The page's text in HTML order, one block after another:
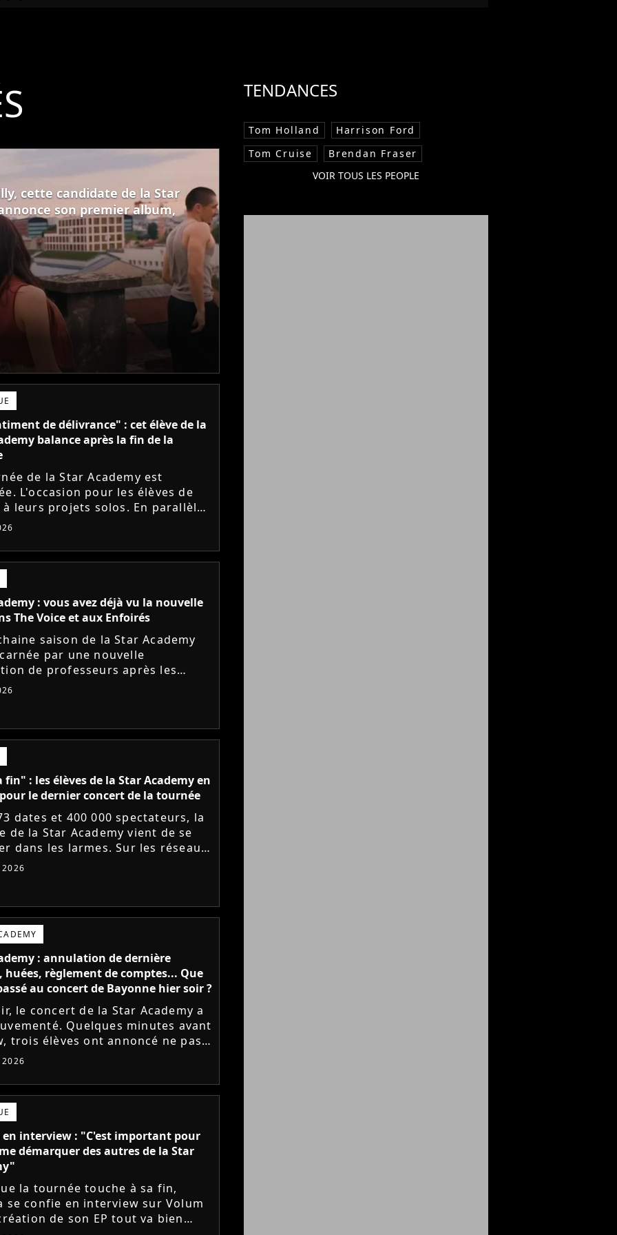
cette candidate de la Star
son premier album,
de délivrance" : cet élève de la
balance après la fin de la
de la Star Academy est
L'occasion pour les élèves de
à leurs projets solos. En parallèle,
sort du silence et se dit soulagé
: vous avez déjà vu la nouvelle
The Voice et aux Enfoirés
saison de la Star Academy
par une nouvelle
de professeurs après les
annoncés de Michael Goldman,
fin" : les élèves de la Star Academy en
le dernier concert de la tournée
dates et 400 000 spectateurs, la
de la Star Academy vient de se
dans les larmes. Sur les réseaux
les élèves adressent un dernier
au public...
: annulation de dernière
règlement de comptes... Que
au concert de Bayonne hier soir ?
le concert de la Star Academy a
Quelques minutes avant
trois élèves ont annoncé ne pas
sur scène pour des
politiques. Leur...
en interview : "C'est important pour
démarquer des autres de la Star
la tournée touche à sa fin,
se confie en interview sur Volum
de son EP tout va bien
TENDANCES
Tom Holland
Harrison Ford
Tom Cruise
Brendan Fraser
VOIR TOUS LES PEOPLE